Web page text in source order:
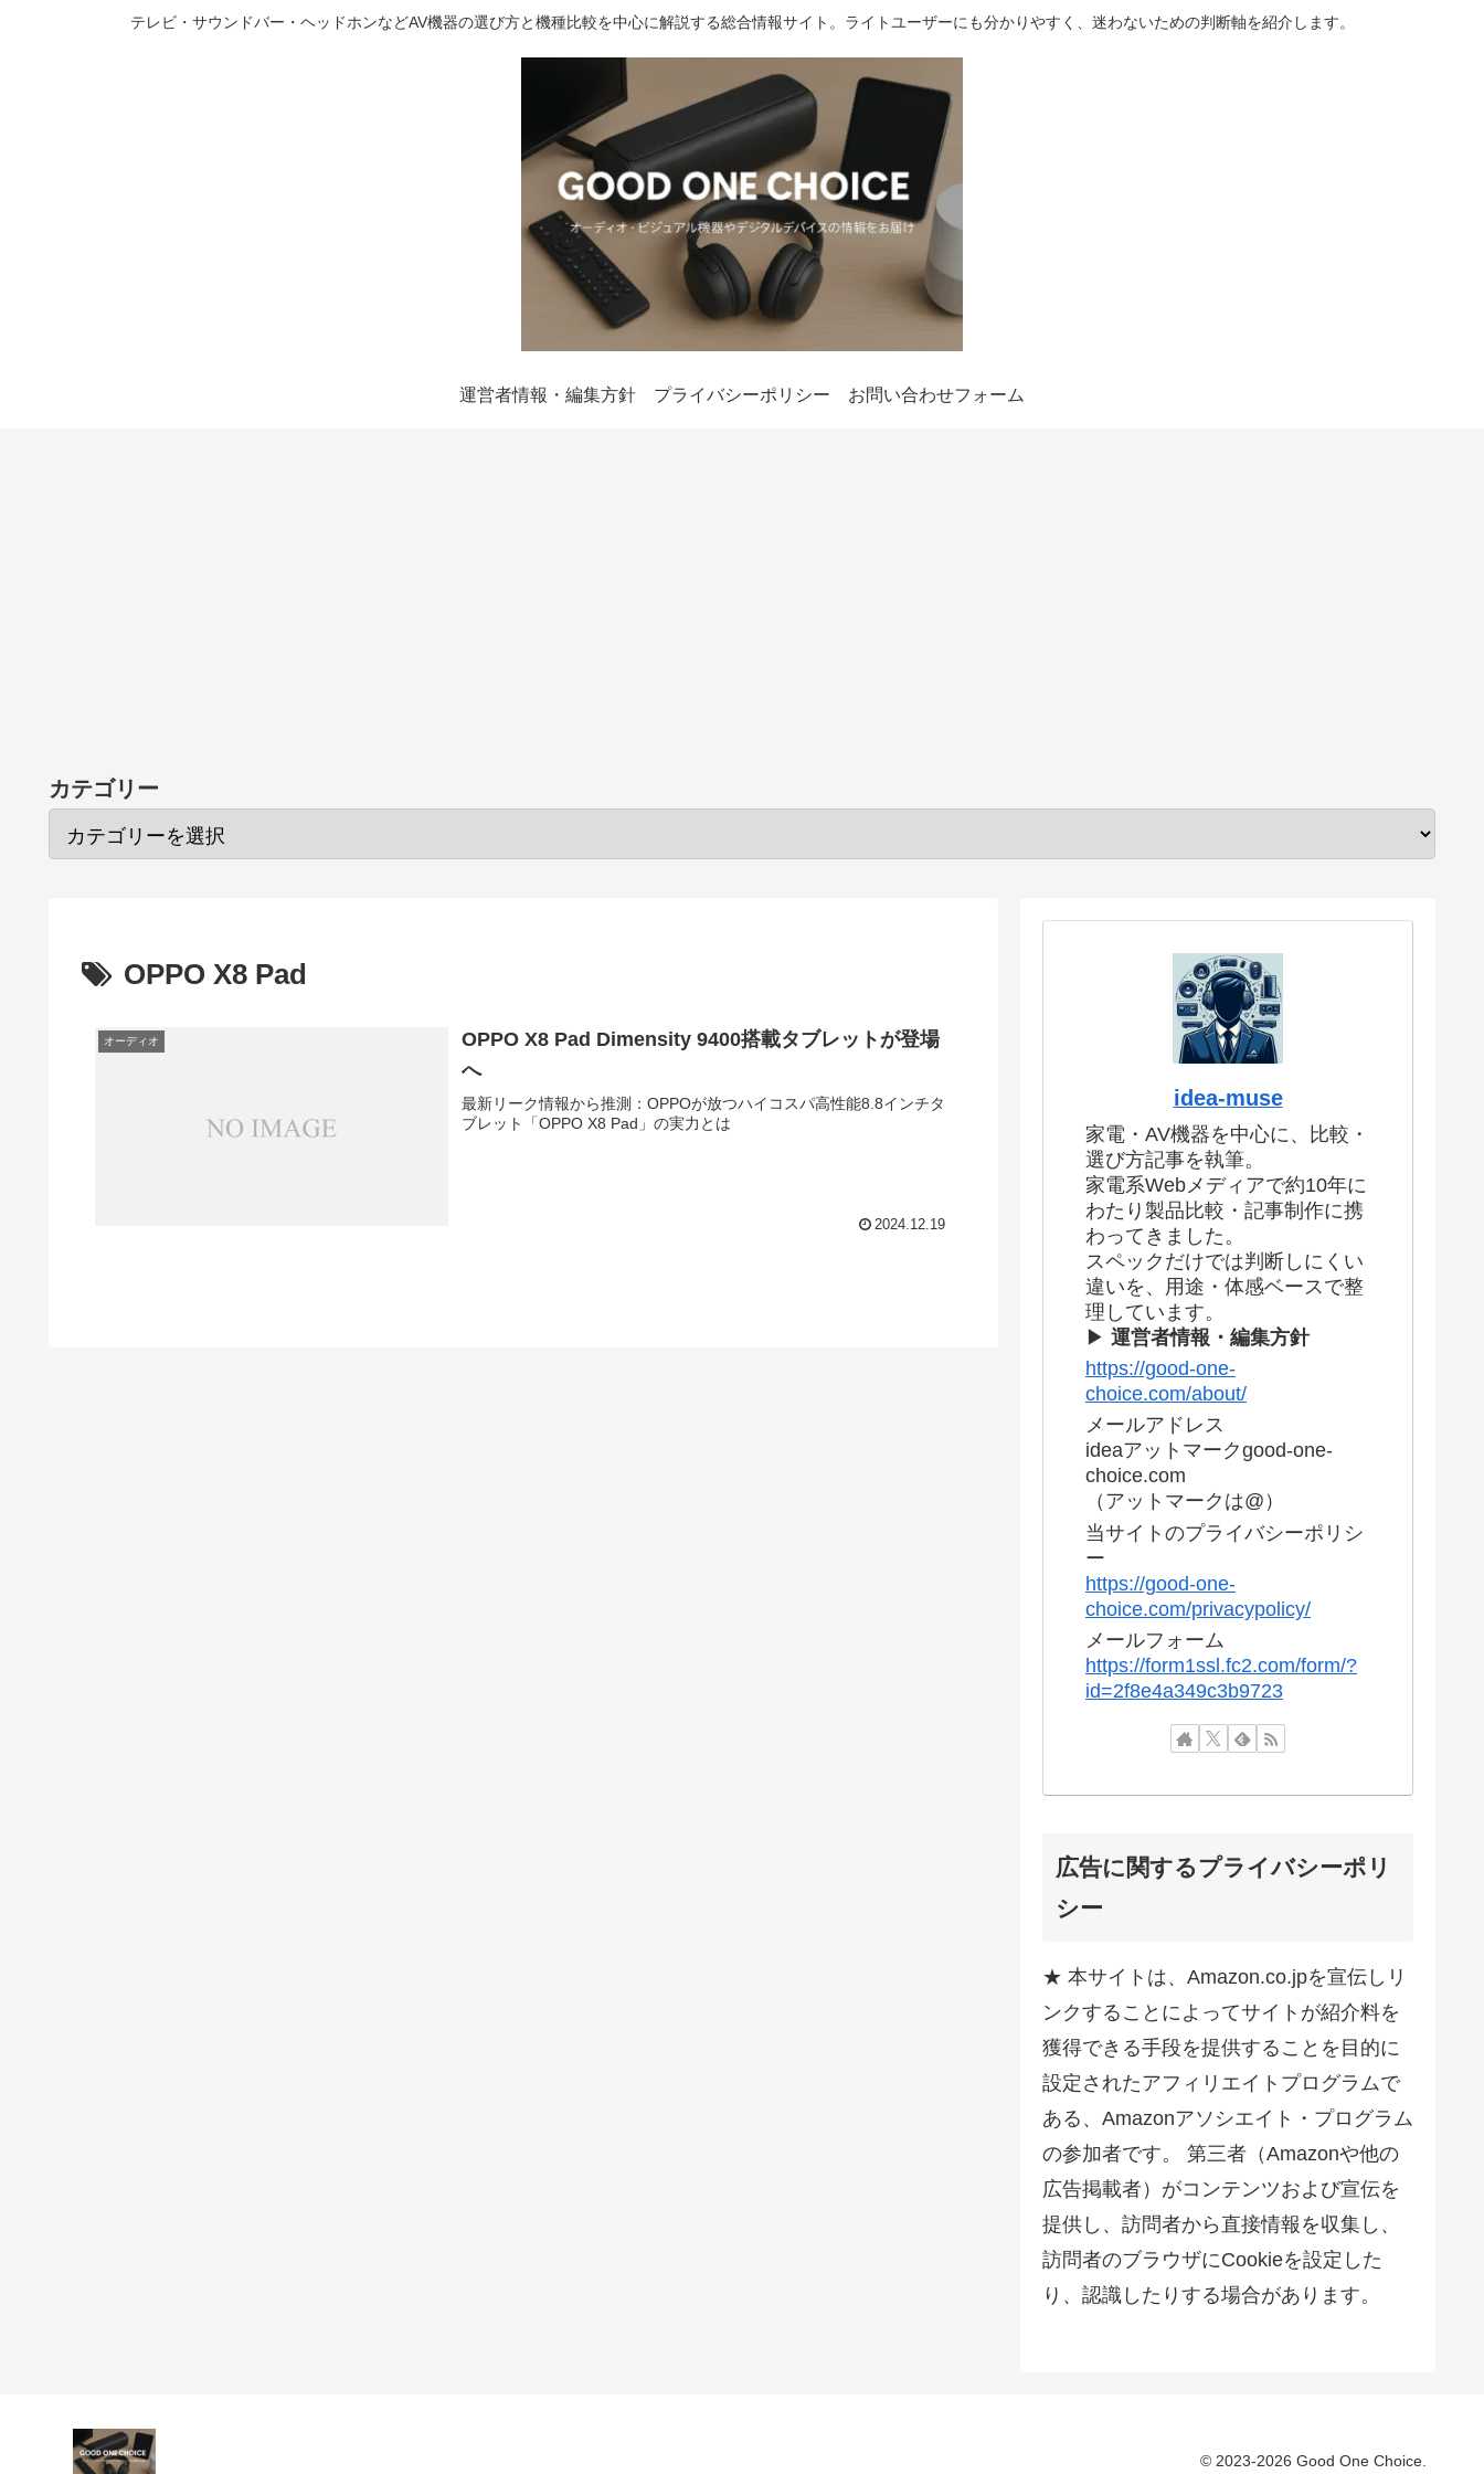
テレビ・サウンドバー・ヘッドホンなどAV機器の選び方と機種比較を中心に解説する総合情報サイト。ライトユーザーにも分かりやすく、迷わないための判断軸を紹介します。
運営者情報・編集方針 プライバシーポリシー お問い合わせフォーム
カテゴリー
OPPO X8 Pad
オーディオ
OPPO X8 Pad Dimensity 9400搭載タブレットが登場
へ
最新リーク情報から推測：OPPOが放つハイコスパ高性能8.8インチタ
ブレット「OPPO X8 Pad」の実力とは
2024.12.19
idea-muse
家電・AV機器を中心に、比較・
選び方記事を執筆。
家電系Webメディアで約10年に
わたり製品比較・記事制作に携
わってきました。
スペックだけでは判断しにくい
違いを、用途・体感ベースで整
理しています。
▶ 運営者情報・編集方針
https://good-one-
choice.com/about/
メールアドレス
ideaアットマークgood-one-
choice.com
（アットマークは@）
当サイトのプライバシーポリシ
ー
https://good-one-
choice.com/privacypolicy/
メールフォーム
https://form1ssl.fc2.com/form/?
id=2f8e4a349c3b9723
広告に関するプライバシーポリ
シー
★ 本サイトは、Amazon.co.jpを宣伝しリ
ンクすることによってサイトが紹介料を
獲得できる手段を提供することを目的に
設定されたアフィリエイトプログラムで
ある、Amazonアソシエイト・プログラム
の参加者です。 第三者（Amazonや他の
広告掲載者）がコンテンツおよび宣伝を
提供し、訪問者から直接情報を収集し、
訪問者のブラウザにCookieを設定した
り、認識したりする場合があります。
© 2023-2026 Good One Choice.